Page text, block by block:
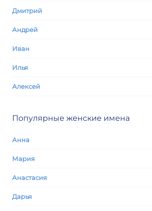
Дмитрий
Андрей
Иван
Илья
Алексей
Популярные женские имена
Анна
Мария
Анастасия
Дарья